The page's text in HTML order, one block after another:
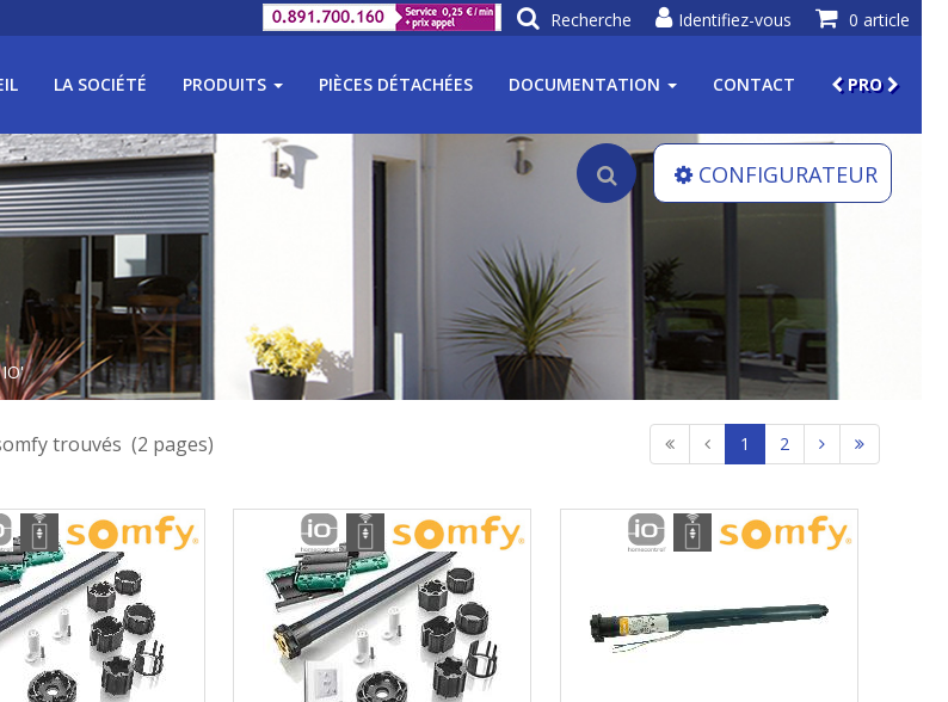
0 article
Identifiez-vous
Recherche
LA SOCIÉTÉ PRODUITS PIÈCES DÉTACHÉES DOCUMENTATION CONTACT PRO
CONFIGURATEUR
trouvés (2 pages) 1 2